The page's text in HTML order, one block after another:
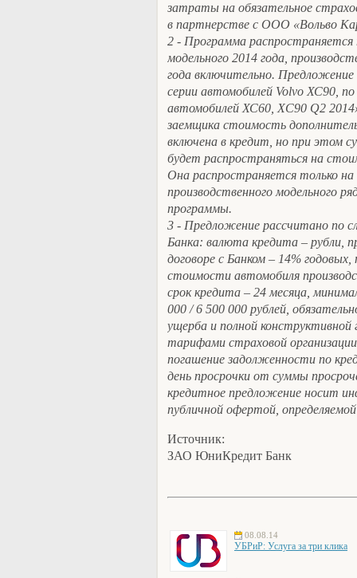
затраты на обязательное
в партнерстве с ООО «Вольво
2 - Программа распространяется
модельного 2014 года,
года включительно.
серии автомобилей Volvo ХС90,
автомобилей ХС60, XC90 Q2
заемщика стоимость
включена в кредит, но при этом
будет распространяться на
Она распространяется только
производственного модельного
программы.
3 - Предложение рассчитано по
Банка: валюта кредита – рубли,
договоре с Банком – 14%
стоимости автомобиля
срок кредита – 24 месяца,
000 / 6 500 000 рублей,
ущерба и полной
тарифами страховой
погашение задолженности по
день просрочки от суммы
кредитное предложение носит
публичной офертой,
Источник:
ЗАО ЮниКредит Банк
08.08.14
УБРиР: Услуга за три клика